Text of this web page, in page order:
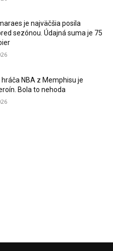
je najväčšia posila
sezónou. Údajná suma je 75
NBA z Memphisu je
Bola to nehoda